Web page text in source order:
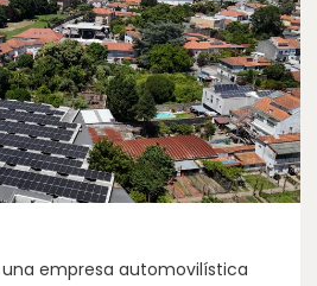
empresa automovilística